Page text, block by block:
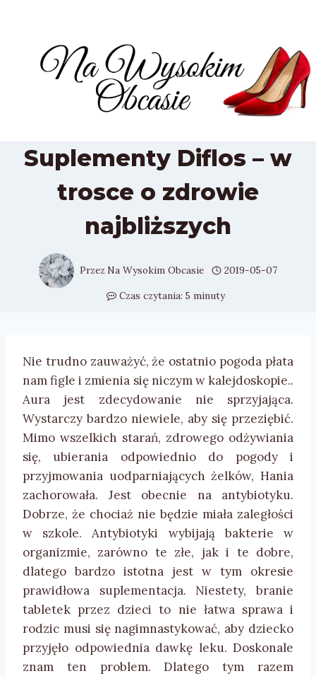
Suplementy Diflos – w
trosce o zdrowie
najbliższych
Przez Na Wysokim Obcasie
2019-05-07
Czas czytania: 5 minuty
Nie trudno zauważyć, że ostatnio pogoda płata
nam figle i zmienia się niczym w kalejdoskopie..
Aura jest zdecydowanie nie sprzyjająca.
Wystarczy bardzo niewiele, aby się przeziębić.
Mimo wszelkich starań, zdrowego odżywiania
się, ubierania odpowiednio do pogody i
przyjmowania uodparniających żelków, Hania
zachorowała. Jest obecnie na antybiotyku.
Dobrze, że chociaż nie będzie miała zaległości
w szkole. Antybiotyki wybijają bakterie w
organizmie, zarówno te złe, jak i te dobre,
dlatego bardzo istotna jest w tym okresie
prawidłowa suplementacja. Niestety, branie
tabletek przez dzieci to nie łatwa sprawa i
rodzic musi się nagimnastykować, aby dziecko
przyjęło odpowiednia dawkę leku. Doskonale
znam ten problem. Dlatego tym razem